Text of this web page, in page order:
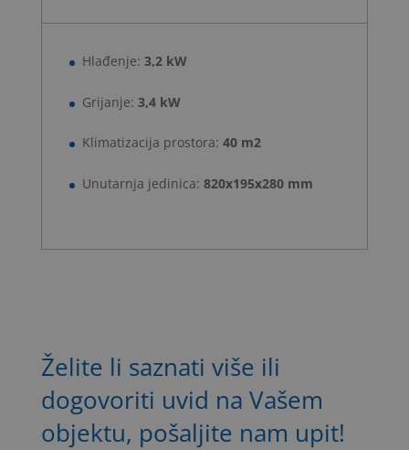
Hlađenje: 3,2 kW
Grijanje: 3,4 kW
Klimatizacija prostora: 40 m2
Unutarnja jedinica: 820x195x280 mm
Želite li saznati više ili
dogovoriti uvid na Vašem
objektu, pošaljite nam upit!